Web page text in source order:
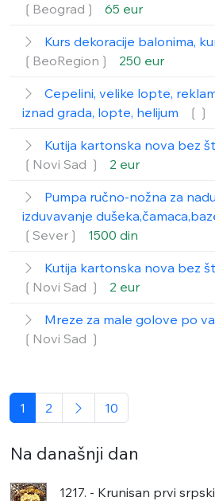
❲Beograd❳
65 eur
Kurs dekoracije balonima,
❲BeoRegion❳
250 eur
Cepelini, velike lopte,
iznad grada, lopte, helijum
❲❳
Kutija kartonska nova bez
❲Novi Sad ❳
2 eur
Pumpa ručno-nožna za
izduvavanje
❲Sever❳
1500 din
Kutija kartonska nova bez
❲Novi Sad ❳
2 eur
Mreze za male golove po
❲Novi Sad ❳
1 2 10
Na današnji dan
1217. - Krunisan prvi